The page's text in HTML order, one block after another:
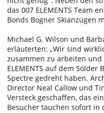
das 007 ELEMENTS Team
Bonds Bogner Skianzügen
Michael G. Wilson und
erläuterten: „Wir sind
zusammen zu arbeiten
ELEMENTS auf dem
Spectre gedreht haben.
Director Neal Callow und
Versteck geschaffen, das
Besucher tauchen sofort in